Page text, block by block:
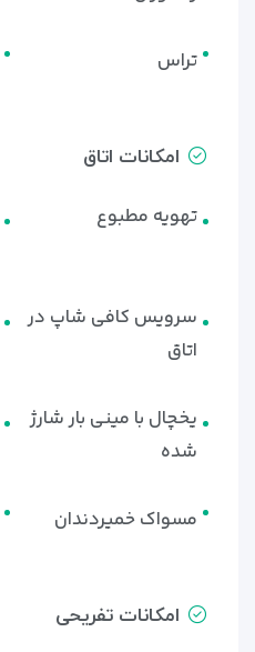
تراس
امکانات اتاق
تهویه مطبوع
سرویس کافی شاپ در
اتاق
یخچال با مینی بار شارژ
شده
مسواک خمیردندان
امکانات تفریحی